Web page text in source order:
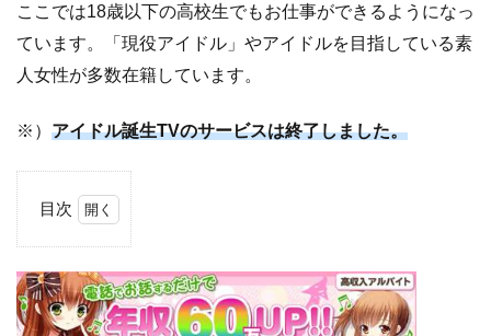
ここでは18歳以下の高校生でもお仕事ができるようになっ
ています。「現役アイドル」やアイドルを目指している素
人女性が多数在籍しています。
※） アイドル誕生TVのサービスは終了しました。
目次
ドル
誕生
TV！